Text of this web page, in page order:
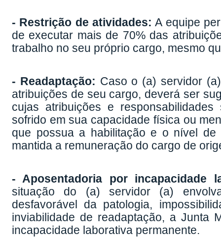
- Restrição de atividades: A equipe
de executar mais de 70% das
trabalho no seu próprio cargo, mesmo
- Readaptação: Caso o (a) servidor
atribuições de seu cargo, deverá ser
cujas atribuições e
sofrido em sua capacidade física ou
que possua a habilitação e o nível
mantida a remuneração do cargo de
- Aposentadoria por incapacidade
situação do (a) servidor (a)
desfavorável da patologia,
inviabilidade de readaptação, a Junta
incapacidade laborativa permanente.